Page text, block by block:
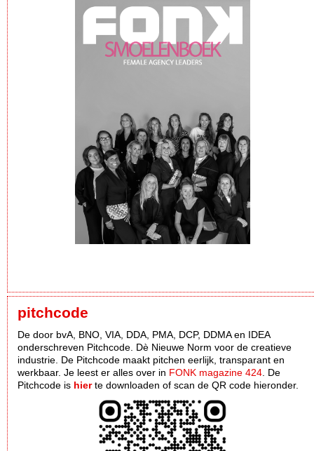
pitchcode
De door bvA, BNO, VIA, DDA, PMA, DCP, DDMA en IDEA
onderschreven Pitchcode. Dè Nieuwe Norm voor de creatieve
industrie. De Pitchcode maakt pitchen eerlijk, transparant en
werkbaar. Je leest er alles over in FONK magazine 424 . De
Pitchcode is hierte downloaden of scan de QR code hieronder.